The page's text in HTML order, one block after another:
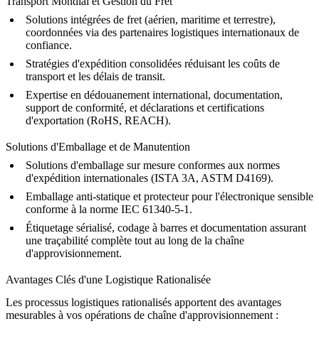
Solutions intégrées de fret (aérien, maritime et terrestre),
coordonnées via des partenaires logistiques internationaux de
confiance.
Stratégies d'expédition consolidées réduisant les coûts de
transport et les délais de transit.
Expertise en dédouanement international, documentation,
support de conformité, et déclarations et certifications
d'exportation (RoHS, REACH).
Solutions d'Emballage et de Manutention
Solutions d'emballage sur mesure conformes aux normes
d'expédition internationales (ISTA 3A, ASTM D4169).
Emballage anti-statique et protecteur pour l'électronique sensible
conforme à la norme IEC 61340-5-1.
Étiquetage sérialisé, codage à barres et documentation assurant
une traçabilité complète tout au long de la chaîne
d'approvisionnement.
Avantages Clés d'une Logistique Rationalisée
Les processus logistiques rationalisés apportent des avantages
mesurables à vos opérations de chaîne d'approvisionnement :